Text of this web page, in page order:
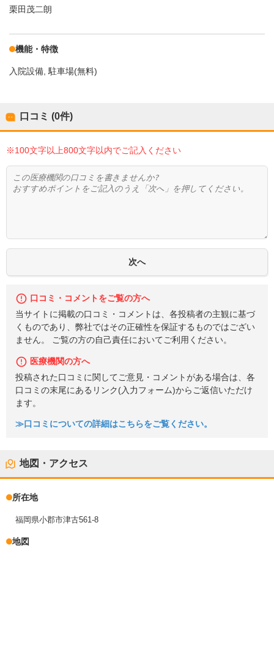
栗田茂二朗
機能・特徴
入院設備 駐車場(無料)
口コミ (0件)
※100文字以上800文字以内でご記入ください
口コミ・コメントをご覧の方へ
当サイトに掲載の口コミ・コメントは、各投稿者の主観に基づ
くものであり、弊社ではその正確性を保証するものではござい
ません。 ご覧の方の自己責任においてご利用ください。
医療機関の方へ
投稿された口コミに関してご意見・コメントがある場合は、各
口コミの末尾にあるリンク(入力フォーム)からご返信いただけ
ます。
≫口コミについての詳細はこちらをご覧ください。
地図・アクセス
所在地
福岡県小郡市津古561-8
地図